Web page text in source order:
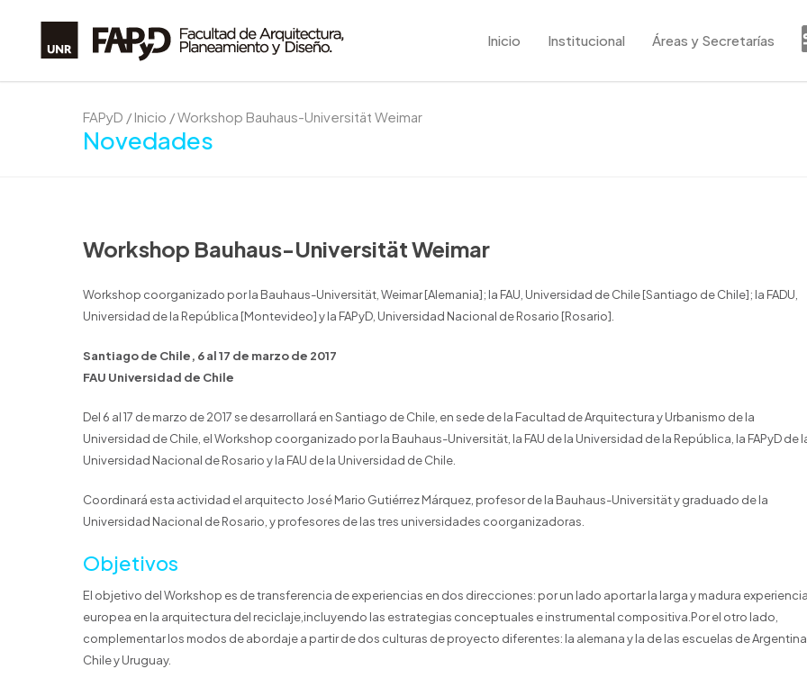
Inicio Institucional Áreas y Secretarías
FAPyD / Inicio /Workshop Bauhaus-Universität Weimar
Novedades
Workshop Bauhaus-Universität Weimar
Workshop coorganizado por la Bauhaus-Universität, Weimar [Alemania]; la FAU, Universidad de Chile [Santiago de Chile]; la FADU,
Universidad de la República [Montevideo] y la FAPyD, Universidad Nacional de Rosario [Rosario].
Santiago de Chile, 6 al 17 de marzo de 2017
FAU Universidad de Chile
Del 6 al 17 de marzo de 2017 se desarrollará en Santiago de Chile, en sede de la Facultad de Arquitectura y Urbanismo de la
Universidad de Chile, el Workshop coorganizado por la Bauhaus-Universität, la FAU de la Universidad de la República, la FAPyD de
Universidad Nacional de Rosario y la FAU de la Universidad de Chile.
Coordinará esta actividad el arquitecto José Mario Gutiérrez Márquez, profesor de la Bauhaus-Universität y graduado de la
Universidad Nacional de Rosario, y profesores de las tres universidades coorganizadoras.
Objetivos
El objetivo del Workshop es de transferencia de experiencias en dos direcciones: por un lado aportar la larga y madura
europea en la arquitectura del reciclaje,incluyendo las estrategias conceptuales e instrumental compositiva.Por el otro lado,
complementar los modos de abordaje a partir de dos culturas de proyecto diferentes: la alemana y la de las escuelas de
Chile y Uruguay.